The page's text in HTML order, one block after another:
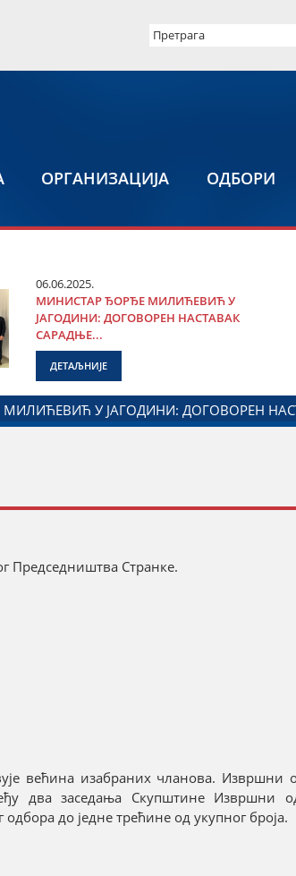
ОРГАНИЗАЦИЈА ОДБОРИ
06.06.2025.
МИНИСТАР ЂОРЂЕ МИЛИЋЕВИЋ У
ЈАГОДИНИ: ДОГОВОРЕН НАСТАВАК
САРАДЊЕ...
ДЕТАЉНИЈЕ
ЗАДУЖЕНОГ ЗА ОДНОСЕ СА
Председништва Странке.
већина изабраних чланова. Извршни
два заседања Скупштине Извршни
до једне трећине од укупног броја.